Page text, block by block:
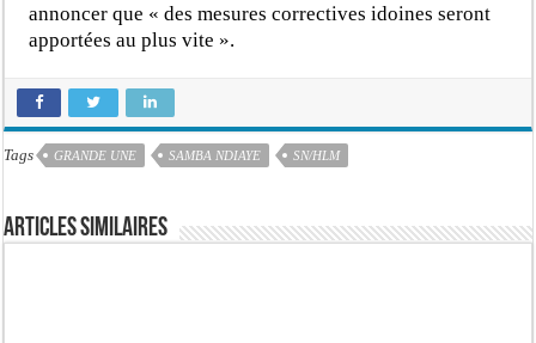
annoncer que « des mesures correctives idoines seront
apportées au plus vite ».
Tags GRANDE UNE SAMBA NDIAYE SN/HLM
Articles similaires